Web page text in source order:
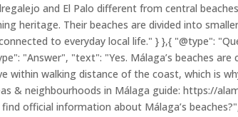
and El Palo different from central
heritage. Their beaches are divided into
to everyday local life." } },{ "@type":
"Answer", "text": "Yes. Málaga’s beaches
walking distance of the coast, which is
& neighbourhoods in Málaga guide: https://
official information about Málaga’s